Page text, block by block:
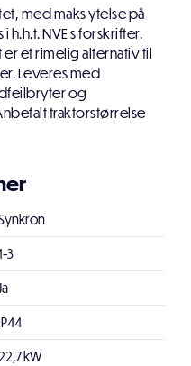
med maks ytelse på
h.h.t. NVE s forskrifter.
et rimelig alternativ til
Leveres med
og
traktorstørrelse
3
22,7 kW